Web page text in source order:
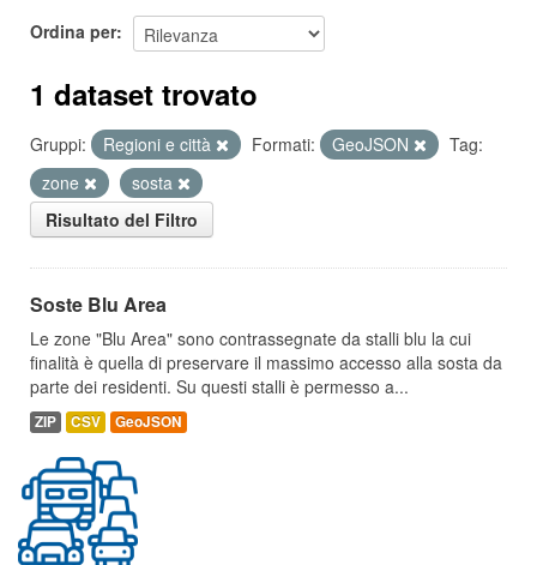
Ordina per
1 dataset trovato
Gruppi: Regioni e città Formati: GeoJSON
Tag:
zone
sosta
Risultato del Filtro
Soste Blu Area
Le zone "Blu Area" sono contrassegnate da stalli blu la cui
finalità è quella di preservare il massimo accesso alla sosta da
parte dei residenti. Su questi stalli è permesso a...
ZIP CSV GeoJSON